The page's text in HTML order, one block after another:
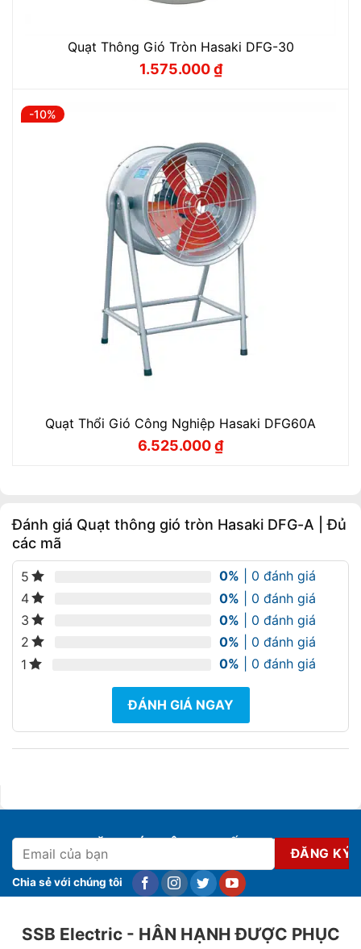
Quạt Thông Gió Tròn Hasaki DFG-30
Giá
1.575.000₫
Giá
-10%
Quạt Thổi Gió Công Nghiệp Hasaki DFG60A
Giá
6.525.000₫
Giá
Đánh giá Quạt thông gió tròn Hasaki DFG-A | Đủ
các mã
5 0% | 0 đánh giá
4
0% | 0 đánh giá
3
0% | 0 đánh giá
2
0% | 0 đánh giá
1
0% | 0 đánh giá
ĐÁNH GIÁ NGAY
ĐĂNG KÝ NHẬN KHUYẾN MẠI
Chia sẻ với chúng tôi
SSB Electric - HÂN HẠNH ĐƯỢC PHỤC